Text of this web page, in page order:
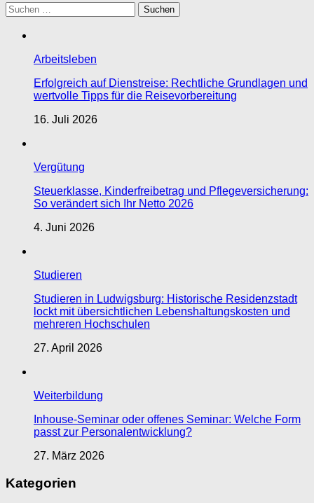
Suchen
nach:
Arbeitsleben
Erfolgreich auf Dienstreise: Rechtliche Grundlagen und
wertvolle Tipps für die Reisevorbereitung
16. Juli 2026
Vergütung
Steuerklasse, Kinderfreibetrag und Pflegeversicherung:
So verändert sich Ihr Netto 2026
4. Juni 2026
Studieren
Studieren in Ludwigsburg: Historische Residenzstadt
lockt mit übersichtlichen Lebenshaltungskosten und
mehreren Hochschulen
27. April 2026
Weiterbildung
Inhouse-Seminar oder offenes Seminar: Welche Form
passt zur Personalentwicklung?
27. März 2026
Kategorien